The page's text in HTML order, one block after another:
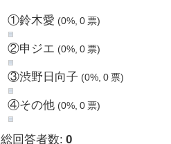
①鈴木愛 (0%, 0 票)
②申ジエ (0%, 0 票)
③渋野日向子 (0%, 0 票)
④その他 (0%, 0 票)
総回答者数:0